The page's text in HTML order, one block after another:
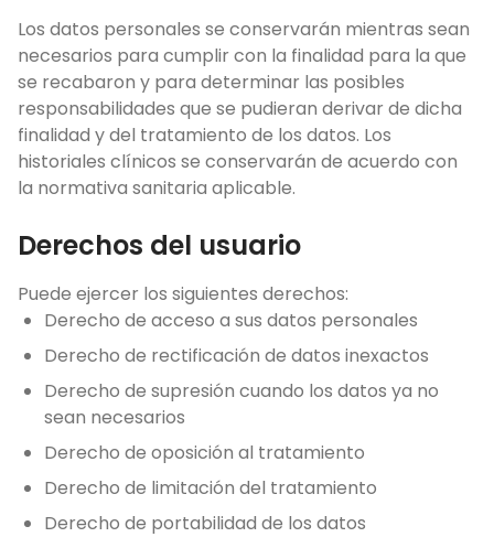
Los datos personales se conservarán mientras sean
necesarios para cumplir con la finalidad para la que
se recabaron y para determinar las posibles
responsabilidades que se pudieran derivar de dicha
finalidad y del tratamiento de los datos. Los
historiales clínicos se conservarán de acuerdo con
la normativa sanitaria aplicable.
Derechos del usuario
Puede ejercer los siguientes derechos:
Derecho de acceso a sus datos personales
Derecho de rectificación de datos inexactos
Derecho de supresión cuando los datos ya no
sean necesarios
Derecho de oposición al tratamiento
Derecho de limitación del tratamiento
Derecho de portabilidad de los datos